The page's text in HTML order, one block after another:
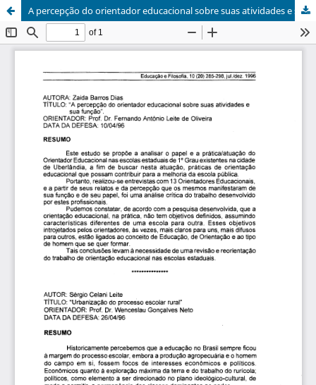
A percepção do orientador educacional sobre suas atividades e sua função